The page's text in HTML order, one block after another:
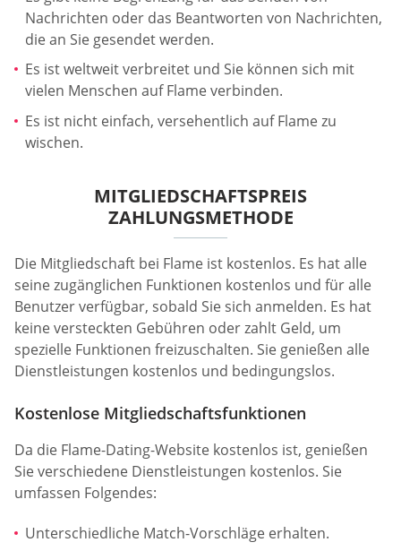
Nachrichten oder das Beantworten von Nachrichten,
die an Sie gesendet werden.
Es ist weltweit verbreitet und Sie können sich mit
vielen Menschen auf Flame verbinden.
Es ist nicht einfach, versehentlich auf Flame zu
wischen.
MITGLIEDSCHAFTSPREIS
ZAHLUNGSMETHODE
Die Mitgliedschaft bei Flame ist kostenlos. Es hat alle
seine zugänglichen Funktionen kostenlos und für alle
Benutzer verfügbar, sobald Sie sich anmelden. Es hat
keine versteckten Gebühren oder zahlt Geld, um
spezielle Funktionen freizuschalten. Sie genießen alle
Dienstleistungen kostenlos und bedingungslos.
Kostenlose Mitgliedschaftsfunktionen
Da die Flame-Dating-Website kostenlos ist, genießen
Sie verschiedene Dienstleistungen kostenlos. Sie
umfassen Folgendes:
Unterschiedliche Match-Vorschläge erhalten.